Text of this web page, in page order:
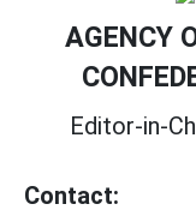
AGENCY
Editor-in-
Contact: